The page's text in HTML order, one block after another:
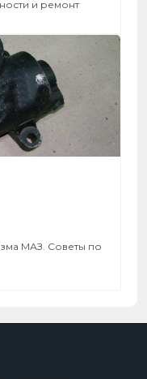
и ремонт
МАЗ. Советы по